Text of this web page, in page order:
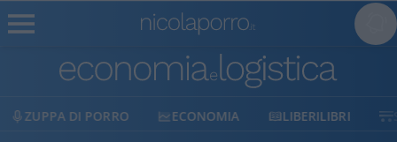
ECONOMIA LIBERILIBRI SHOP SOSTIENICI